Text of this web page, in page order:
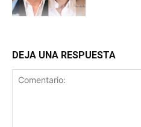
DEJA UNA RESPUESTA